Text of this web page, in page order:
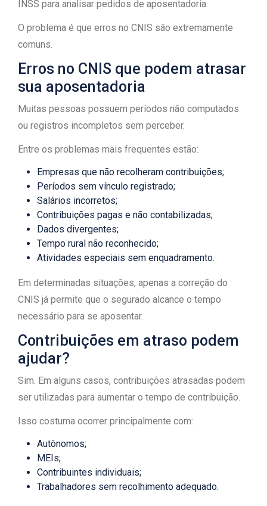
INSS para analisar pedidos de aposentadoria.
O problema é que erros no CNIS são extremamente
comuns.
Erros no CNIS que podem atrasar
sua aposentadoria
Muitas pessoas possuem períodos não computados
ou registros incompletos sem perceber.
Entre os problemas mais frequentes estão:
Empresas que não recolheram contribuições;
Períodos sem vínculo registrado;
Salários incorretos;
Contribuições pagas e não contabilizadas;
Dados divergentes;
Tempo rural não reconhecido;
Atividades especiais sem enquadramento.
Em determinadas situações, apenas a correção do
CNIS já permite que o segurado alcance o tempo
necessário para se aposentar.
Contribuições em atraso podem
ajudar?
Sim. Em alguns casos, contribuições atrasadas podem
ser utilizadas para aumentar o tempo de contribuição.
Isso costuma ocorrer principalmente com:
Autônomos;
MEIs;
Contribuintes individuais;
Trabalhadores sem recolhimento adequado.